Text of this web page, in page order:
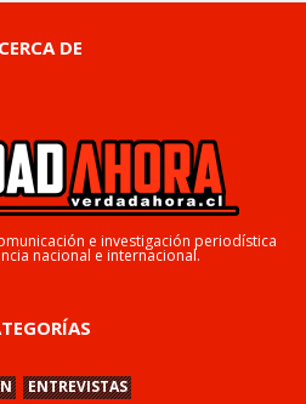
DE
e investigación periodística
nacional e internacional.
ENTREVISTAS